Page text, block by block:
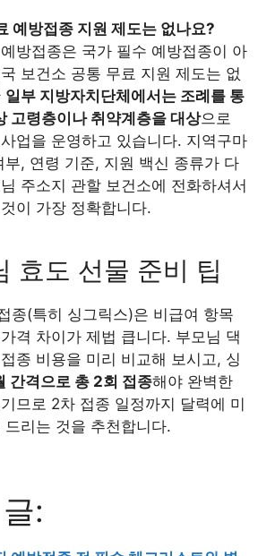
예방접종 지원 제도는 없나요?
방접종은 국가 필수 예방접종이 아
보건소 공통 무료 지원 제도는 없
일부 지방자치단체에서는 조례를 통
고령층이나 취약계층을 대상으로
업을 운영하고 있습니다. 지역구마
부, 연령 기준, 지원 백신 종류가 다
주소지 관할 보건소에 전화하셔서
이 가장 정확합니다.
효도 선물 준비 팁
종(특히 싱그릭스)은 비급여 항목
격 차이가 제법 큽니다. 부모님 댁
종 비용을 미리 비교해 보시고, 싱
간격으로 총 2회 접종해야 완벽한
므로 2차 접종 일정까지 달력에 미
드리는 것을 추천합니다.
: